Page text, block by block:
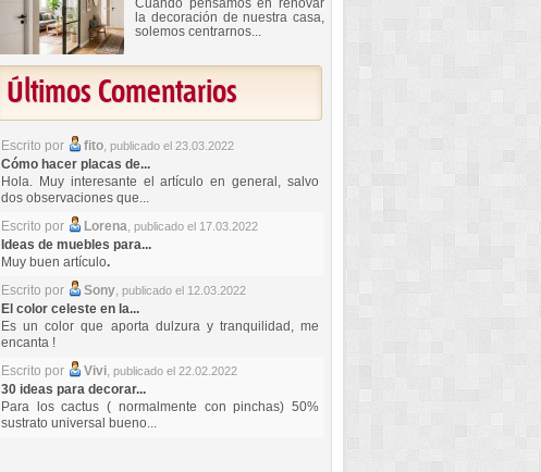
Cuando pensamos en renovar
la decoración de nuestra casa,
solemos centrarnos...
Últimos Comentarios
Escrito por fito, publicado el 23.03.2022
Cómo hacer placas de...
Hola. Muy interesante el artículo en general, salvo
dos observaciones que...
Escrito por
Lorena, publicado el 17.03.2022
Ideas de muebles para...
Muy buen artículo.
Escrito por
Sony, publicado el 12.03.2022
El color celeste en la...
Es un color que aporta dulzura y tranquilidad, me
encanta !
Escrito por
Vivi, publicado el 22.02.2022
30 ideas para decorar...
Para los cactus ( normalmente con pinchas) 50%
sustrato universal bueno...